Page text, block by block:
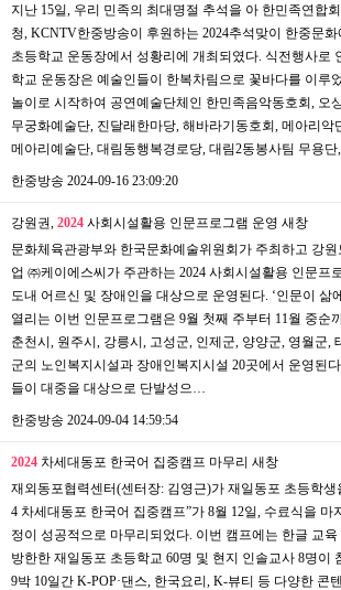
지난 15일, 우리 민족의 최대명절 추석을 아 한민족연합
청, KCNTV한중방송이 후원하는 2024추석맞이 한중문
초등학교 운동장에서 성황리에 개최되였다. 식전행사로
학교 운동장은 예술인들이 한복차림으로 꽃바다를 이루
놀이로 시작하여 공연예술단체인 한민족음악동호회, 오
무궁화예술단, 진달래한마당, 해바라기동호회, 메아리악
메아리예술단, 대림동행복경로당, 대림2동봉사팀 무용
한중방송 2024-09-16 23:09:20
강원권, 2024 사회시설활용 인문프로그램 운영 새창
문화체육관광부와 한국문화예술위원회가 주최하고 강
업 ㈜케이에스씨가 주관하는 2024 사회시설활용 인문프
도내 어르신 및 장애인을 대상으로 운영된다. ‘인문이 삶
열리는 이번 인문프로그램은 9월 첫째 주부터 11월 중순
춘천시, 원주시, 강릉시, 고성군, 인제군, 양양군, 영월군,
군의 노인복지시설과 장애인복지시설 20곳에서 운영된
들이 대중을 대상으로 단발성으…
한중방송 2024-09-04 14:59:54
2024 차세대동포 한국어 집중캠프 마무리 새창
재외동포협력센터(센터장: 김영근)가 재일동포 초등학생
4 차세대동포 한국어 집중캠프”가 8월 12일, 수료식을 마
정이 성공적으로 마무리되었다. 이번 캠프에는 한글 교
방한한 재일동포 초등학교 60명 및 현지 인솔교사 8명이
9박 10일간 K-POP·댄스, 한국요리, K-뷰티 등 다양한 콘